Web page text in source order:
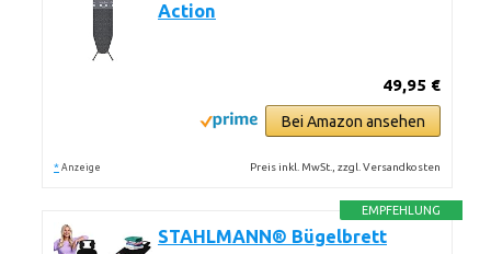
Action
49,95 €
Bei Amazon ansehen
* Anzeige Preis inkl. MwSt., zzgl. Versandkosten
EMPFEHLUNG
STAHLMANN® Bügelbrett